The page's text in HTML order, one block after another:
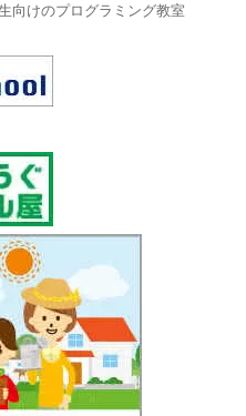
向けのプログラミング教室